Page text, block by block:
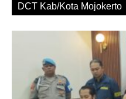
DCT Kab/Kota Mojokerto